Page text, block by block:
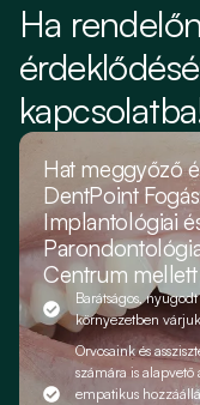
Ha
Hat meggyőző
DentPoint
Implantológiai
Centrum mellett
Barátságos, nyugodt
környezetben várjuk
Orvosaink és
számára is alapvető
empatikus